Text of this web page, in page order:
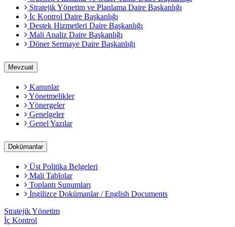
Stratejik Yönetim ve Planlama Daire Başkanlığı
İç Kontrol Daire Başkanlığı
Destek Hizmetleri Daire Başkanlığı
Mali Analiz Daire Başkanlığı
Döner Sermaye Daire Başkanlığı
Mevzuat
Kanunlar
Yönetmelikler
Yönergeler
Genelgeler
Genel Yazılar
Dokümanlar
Üst Politika Belgeleri
Mali Tablolar
Toplantı Sunumları
İngilizce Dokümanlar / English Documents
Stratejik Yönetim
İç Kontrol